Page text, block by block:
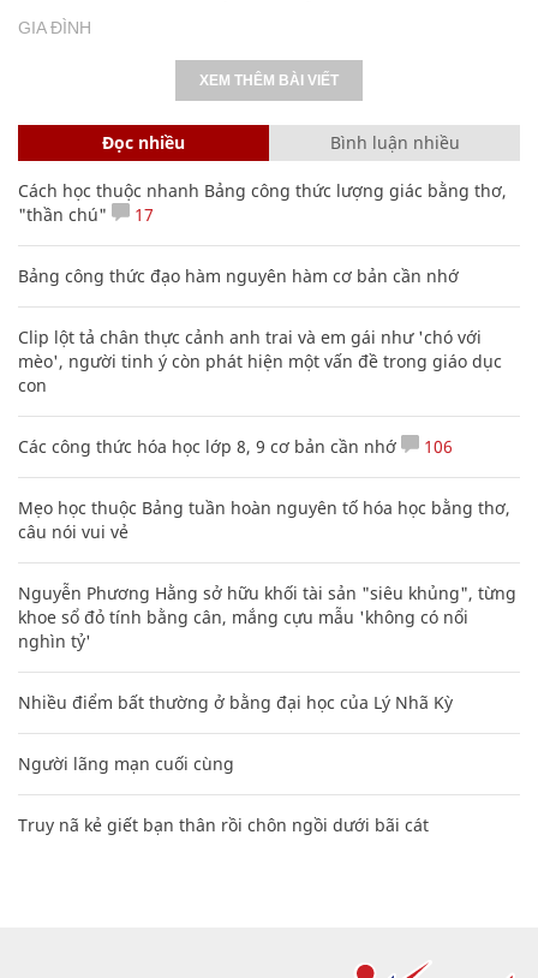
GIA ĐÌNH
XEM THÊM BÀI VIẾT
Đọc nhiều Bình luận nhiều
Cách học thuộc nhanh Bảng công thức lượng giác bằng thơ,
"thần chú"
17
Bảng công thức đạo hàm nguyên hàm cơ bản cần nhớ
Clip lột tả chân thực cảnh anh trai và em gái như 'chó với
mèo', người tinh ý còn phát hiện một vấn đề trong giáo dục
con
Các công thức hóa học lớp 8, 9 cơ bản cần nhớ 106
Mẹo học thuộc Bảng tuần hoàn nguyên tố hóa học bằng thơ,
câu nói vui vẻ
Nguyễn Phương Hằng sở hữu khối tài sản "siêu khủng", từng
khoe sổ đỏ tính bằng cân, mắng cựu mẫu 'không có nổi
nghìn tỷ'
Nhiều điểm bất thường ở bằng đại học của Lý Nhã Kỳ
Người lãng mạn cuối cùng
Truy nã kẻ giết bạn thân rồi chôn ngồi dưới bãi cát